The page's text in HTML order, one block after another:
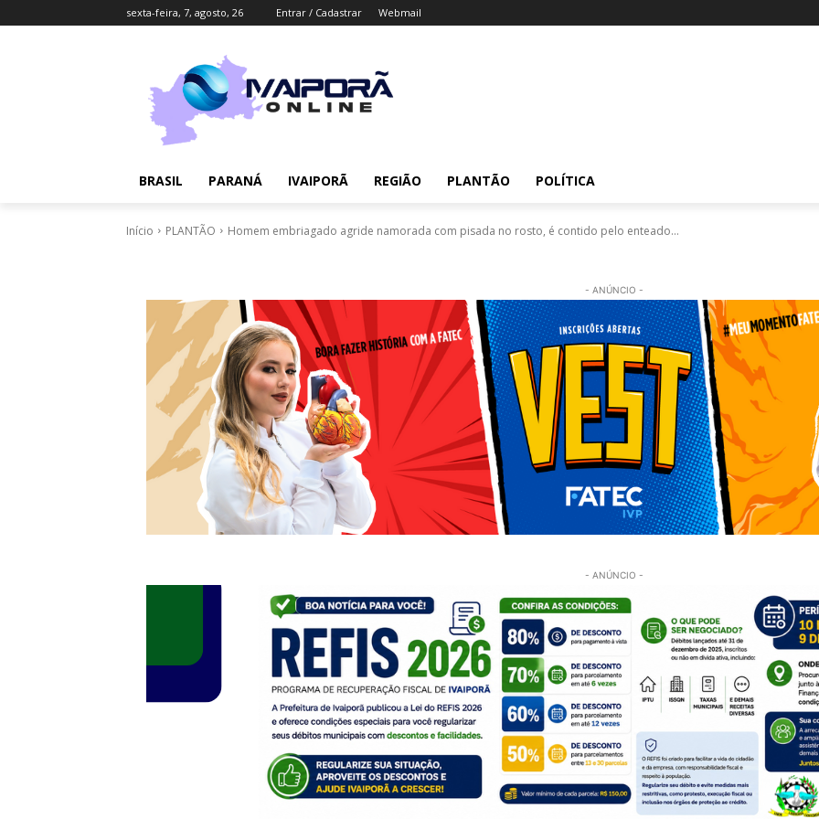
sexta-feira, 7, agosto, 26 Entrar / Cadastrar Webmail
BRASIL PARANÁ IVAIPORÃ REGIÃO PLANTÃO POLÍTICA
Início PLANTÃO Homem embriagado agride namorada com pisada no rosto, é contido pelo enteado...
- ANÚNCIO -
- ANÚNCIO -